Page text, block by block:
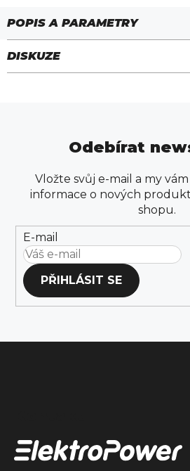
DISKUZE
Odebírat
Vložte svůj e-mail a my
informace o nových
shopu.
E-mail
PŘIHLÁSIT SE